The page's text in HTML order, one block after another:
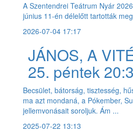
A Szentendrei Teátrum Nyár
június 11-én délelőtt tartották
2026-07-04 17:17
JÁNOS, A
25. péntek
Becsület, bátorság, tisztesség,
ma azt mondaná, a Pókember,
jellemvonásait soroljuk. Ám ...
2025-07-22 13:13